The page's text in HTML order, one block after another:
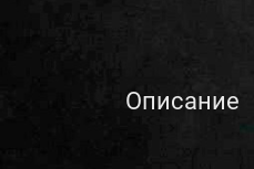
Описание